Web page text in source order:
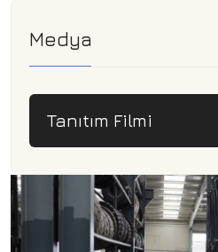
Medya
Tanıtım Filmi